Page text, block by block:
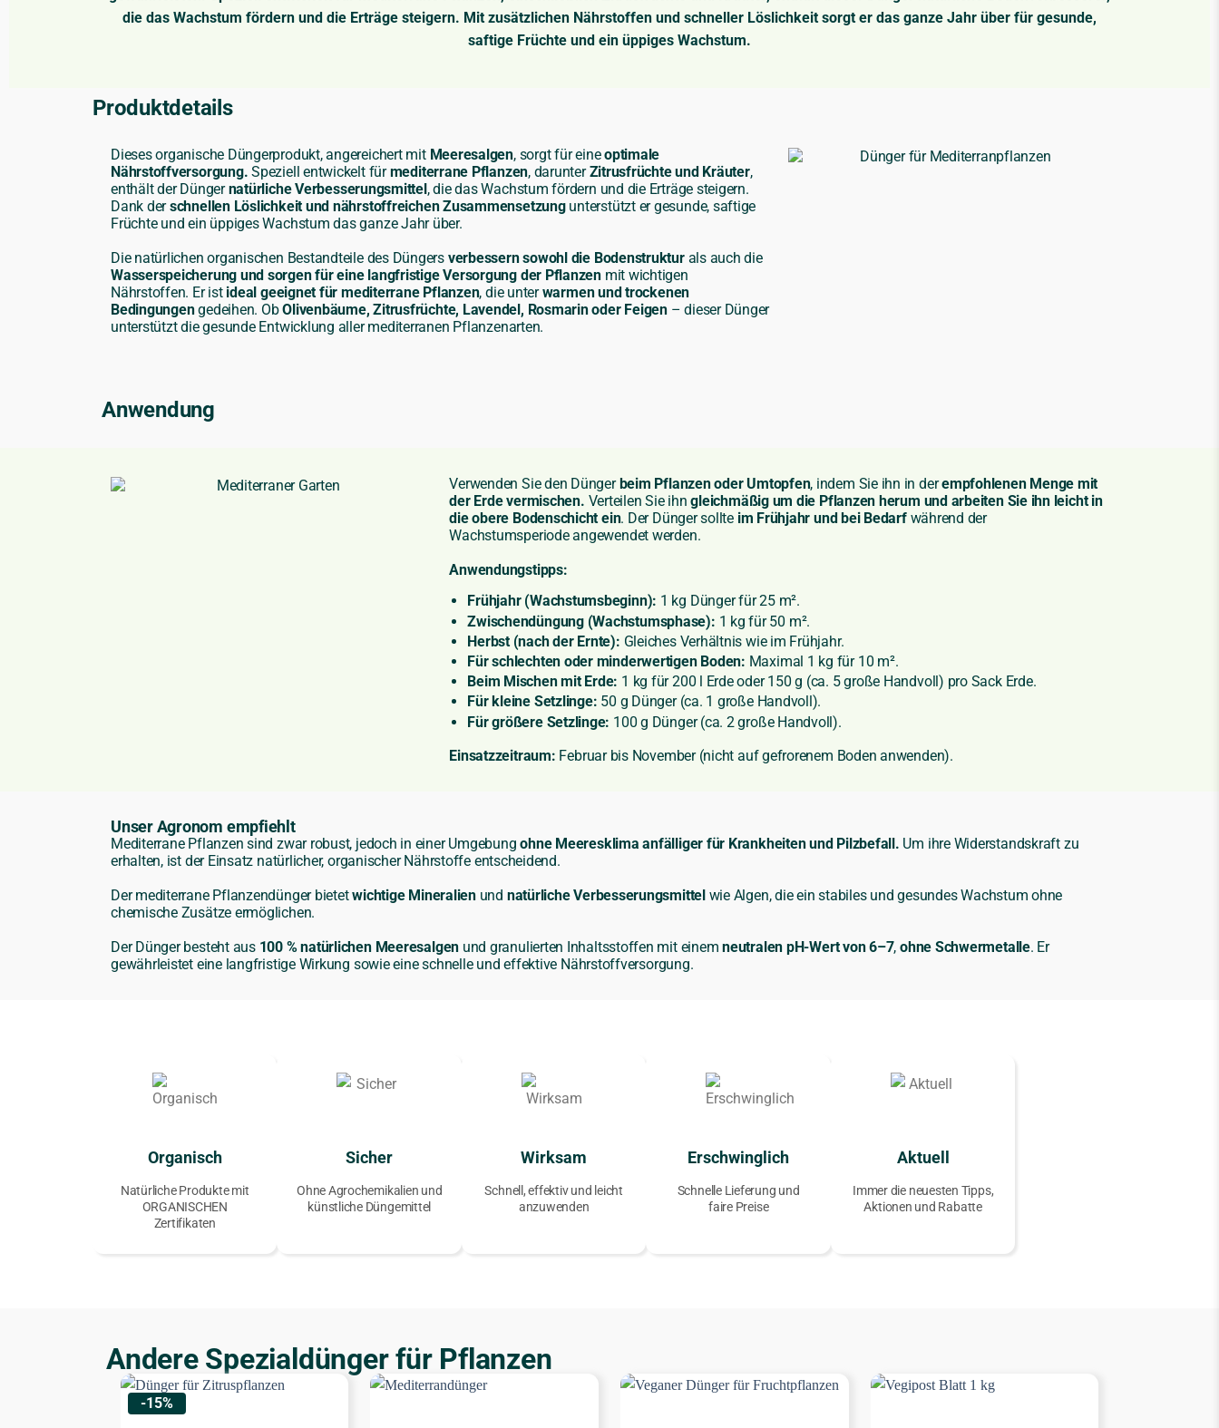
die das Wachstum fördern und die Erträge steigern. Mit zusätzlichen Nährstoffen und schneller Löslichkeit sorgt er das ganze Jahr über für gesunde,
saftige Früchte und ein üppiges Wachstum.
Produktdetails
Dieses organische Düngerprodukt, angereichert mit Meeresalgen, sorgt für eineoptimale
Nährstoffversorgung. Speziell entwickelt fürmediterrane Pflanzen, darunterZitrusfrüchte und Kräuter,
enthält der Düngernatürliche Verbesserungsmittel , die das Wachstum fördern und die Erträge steigern.
Dank derschnellen Löslichkeit und nährstoffreichen Zusammensetzungunterstützt er gesunde, saftige
Früchte und ein üppiges Wachstum das ganze Jahr über.
Die natürlichen organischen Bestandteile des Düngers verbessern sowohl die Bodenstrukturals auch die
Wasserspeicherung und sorgen für eine langfristige Versorgung der Pflanzenmit wichtigen
Nährstoffen. Er ist ideal geeignet für mediterrane Pflanzen, die unterwarmen und trockenen
Bedingungengedeihen. ObOlivenbäume, Zitrusfrüchte, Lavendel, Rosmarin oder Feigen– dieser Dünger
unterstützt die gesunde Entwicklung aller mediterranen Pflanzenarten.
Anwendung
Verwenden Sie den Dünger beim Pflanzen oder Umtopfen, indem Sie ihn in derempfohlenen Menge mit
der Erde vermischen. Verteilen Sie ihngleichmäßig um die Pflanzen herum und arbeiten Sie ihn leicht in
die obere Bodenschicht ein. Der Dünger sollte im Frühjahr und bei Bedarfwährend der
Wachstumsperiode angewendet werden.
Anwendungstipps:
Frühjahr (Wachstumsbeginn): 1 kg Dünger für 25 m².
Zwischendüngung (Wachstumsphase): 1 kg für 50 m².
Herbst (nach der Ernte): Gleiches Verhältnis wie im Frühjahr.
Für schlechten oder minderwertigen Boden: Maximal 1 kg für 10 m².
Beim Mischen mit Erde: 1 kg für 200 l Erde oder 150 g (ca. 5 große Handvoll) pro Sack Erde.
Für kleine Setzlinge: 50 g Dünger (ca. 1 große Handvoll).
Für größere Setzlinge: 100 g Dünger (ca. 2 große Handvoll).
Einsatzzeitraum: Februar bis November (nicht auf gefrorenem Boden anwenden).
Unser Agronom empfiehlt
Mediterrane Pflanzen sind zwar robust, jedoch in einer Umgebungohne Meeresklima anfälliger für Krankheiten und Pilzbefall. Um ihre Widerstandskraft zu
erhalten, ist der Einsatz natürlicher, organischer Nährstoffe entscheidend.
Der mediterrane Pflanzendünger bietetwichtige Mineralienund natürliche Verbesserungsmittelwie Algen, die ein stabiles und gesundes Wachstum ohne
chemische Zusätze ermöglichen.
Der Dünger besteht aus 100 % natürlichen Meeresalgen und granulierten Inhaltsstoffen mit einemneutralen pH-Wert von 6–7, ohne Schwermetalle. Er
gewährleistet eine langfristige Wirkung sowie eine schnelle und effektive Nährstoffversorgung.
Organisch
Natürliche Produkte mit
ORGANISCHEN
Zertifikaten
Sicher
Ohne Agrochemikalien und
künstliche Düngemittel
Wirksam
Schnell, effektiv und leicht
anzuwenden
Erschwinglich
Schnelle Lieferung und
faire Preise
Aktuell
Immer die neuesten Tipps,
Aktionen und Rabatte
Andere Spezialdünger für Pflanzen
-15%